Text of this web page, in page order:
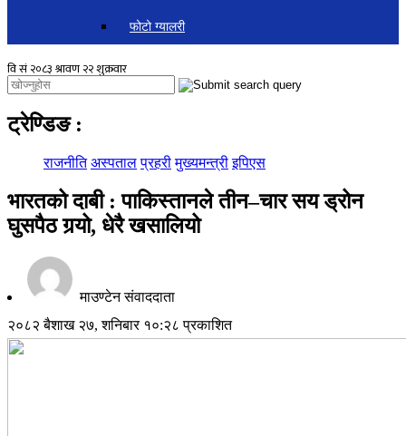
फोटो ग्यालरी
ट्रेण्डिङ :
राजनीति अस्पताल प्रहरी मुख्यमन्त्री इपिएस
भारतको दाबी : पाकिस्तानले तीन–चार सय ड्रोन
घुसपैठ गर्‍यो, धेरै खसालियो
माउण्टेन संवाददाता
२०८२ बैशाख २७, शनिबार १०:२८ प्रकाशित